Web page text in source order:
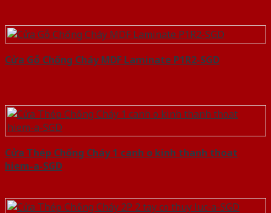
Cửa Gỗ Chống Cháy MDF Laminate P1R2-SGD
Cửa Thép Chống Cháy 1 canh o kinh thanh thoat
hiem-a-SGD